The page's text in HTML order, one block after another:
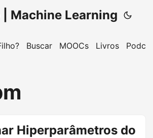
Machine Learning
Buscar MOOCs Livros
Hiperparâmetros do